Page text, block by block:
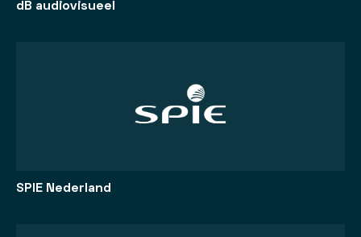
dB audiovisueel
SPIE Nederland